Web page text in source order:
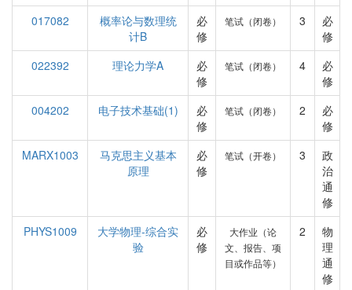
017082
概率论与数理统
计B
必
修
笔试（闭卷） 3
必
修
022392
理论力学A
必
修
笔试（闭卷） 4
必
修
004202
电子技术基础(1)
必
修
笔试（闭卷） 2
必
修
MARX1003
马克思主义基本
原理
必
修
笔试（开卷） 3
政
治
通
修
PHYS1009
大学物理-综合实
验
必
修
大作业（论
文、报告、项
目或作品等）
2
物
理
通
修